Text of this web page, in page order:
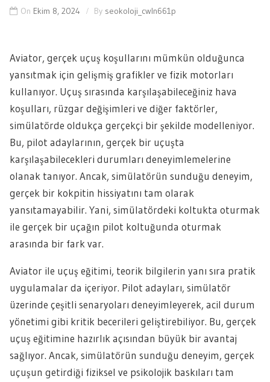
On Ekim 8, 2024 By seokoloji_cwln661p
Aviator, gerçek uçuş koşullarını mümkün olduğunca
yansıtmak için gelişmiş grafikler ve fizik motorları
kullanıyor. Uçuş sırasında karşılaşabileceğiniz hava
koşulları, rüzgar değişimleri ve diğer faktörler,
simülatörde oldukça gerçekçi bir şekilde modelleniyor.
Bu, pilot adaylarının, gerçek bir uçuşta
karşılaşabilecekleri durumları deneyimlemelerine
olanak tanıyor. Ancak, simülatörün sunduğu deneyim,
gerçek bir kokpitin hissiyatını tam olarak
yansıtamayabilir. Yani, simülatördeki koltukta oturmak
ile gerçek bir uçağın pilot koltuğunda oturmak
arasında bir fark var.
Aviator ile uçuş eğitimi, teorik bilgilerin yanı sıra pratik
uygulamalar da içeriyor. Pilot adayları, simülatör
üzerinde çeşitli senaryoları deneyimleyerek, acil durum
yönetimi gibi kritik becerileri geliştirebiliyor. Bu, gerçek
uçuş eğitimine hazırlık açısından büyük bir avantaj
sağlıyor. Ancak, simülatörün sunduğu deneyim, gerçek
uçuşun getirdiği fiziksel ve psikolojik baskıları tam